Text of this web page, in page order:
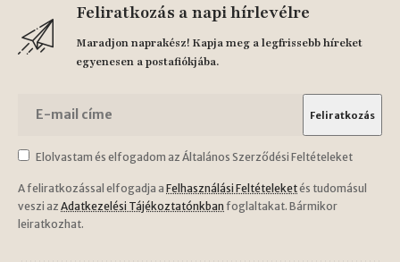
Feliratkozás a napi hírlevélre
Maradjon naprakész! Kapja meg a legfrissebb híreket
egyenesen a postafiókjába.
Elolvastam és elfogadom az Általános Szerződési Feltételeket
A feliratkozással elfogadja a Felhasználási Feltételeketés tudomásul
veszi az Adatkezelési Tájékoztatónkban foglaltakat. Bármikor
leiratkozhat.